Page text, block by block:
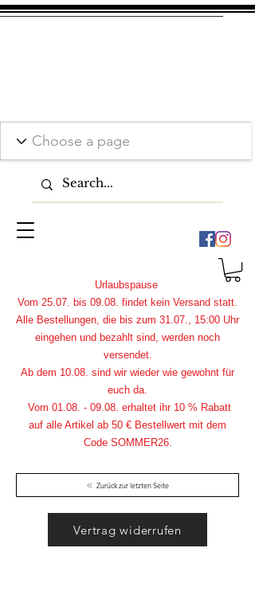
Zurück zur letzten Seite
Urlaubspause
Vom 25.07. bis 09.08. findet kein Versand statt.
Alle Bestellungen, die bis zum 31.07., 15:00 Uhr
eingehen und bezahlt sind, werden noch
versendet.
Ab dem 10.08. sind wir wieder wie gewohnt für
euch da.
Vom 01.08. - 09.08. erhaltet ihr 10 % Rabatt
auf alle Artikel ab 50 € Bestellwert mit dem
Code SOMMER26.
Vertrag widerrufen